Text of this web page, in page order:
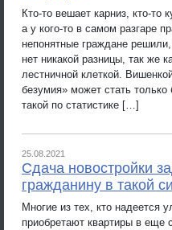
Кто-то вешает карниз, кто-то
а у кого-то в самом разгаре
непонятные граждане
нет никакой разницы, так же
лестничной клеткой.
безумия» может стать
такой по статистике […]
25.08.2021
Сдача новостройки
гражданину в такой
Многие из тех, кто надеется
приобретают квартиры в еще